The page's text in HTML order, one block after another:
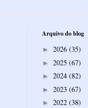
Arquivo do blog
► 2026 (35)
► 2025 (67)
► 2024 (82)
► 2023 (67)
► 2022 (38)